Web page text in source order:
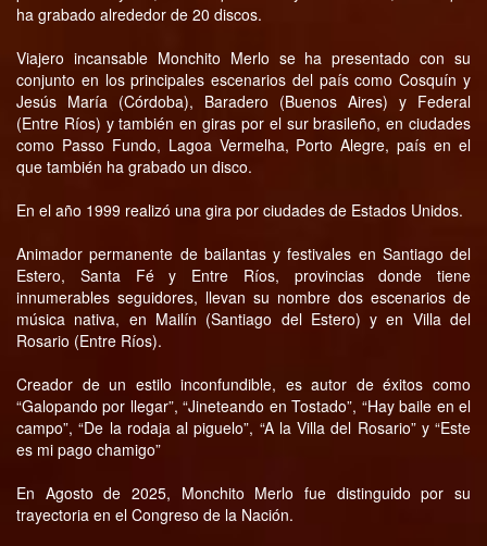
ha grabado alrededor de 20 discos.
Viajero incansable Monchito Merlo se ha presentado con su
conjunto en los principales escenarios del país como Cosquín y
Jesús María (Córdoba), Baradero (Buenos Aires) y Federal
(Entre Ríos) y también en giras por el sur brasileño, en ciudades
como Passo Fundo, Lagoa Vermelha, Porto Alegre, país en el
que también ha grabado un disco.
En el año 1999 realizó una gira por ciudades de Estados Unidos.
Animador permanente de bailantas y festivales en Santiago del
Estero, Santa Fé y Entre Ríos, provincias donde tiene
innumerables seguidores, llevan su nombre dos escenarios de
música nativa, en Mailín (Santiago del Estero) y en Villa del
Rosario (Entre Ríos).
Creador de un estilo inconfundible, es autor de éxitos como
“Galopando por llegar”, “Jineteando en Tostado”, “Hay baile en el
campo”, “De la rodaja al piguelo”, “A la Villa del Rosario” y “Este
es mi pago chamigo”
En Agosto de 2025, Monchito Merlo fue distinguido por su
trayectoria en el Congreso de la Nación.